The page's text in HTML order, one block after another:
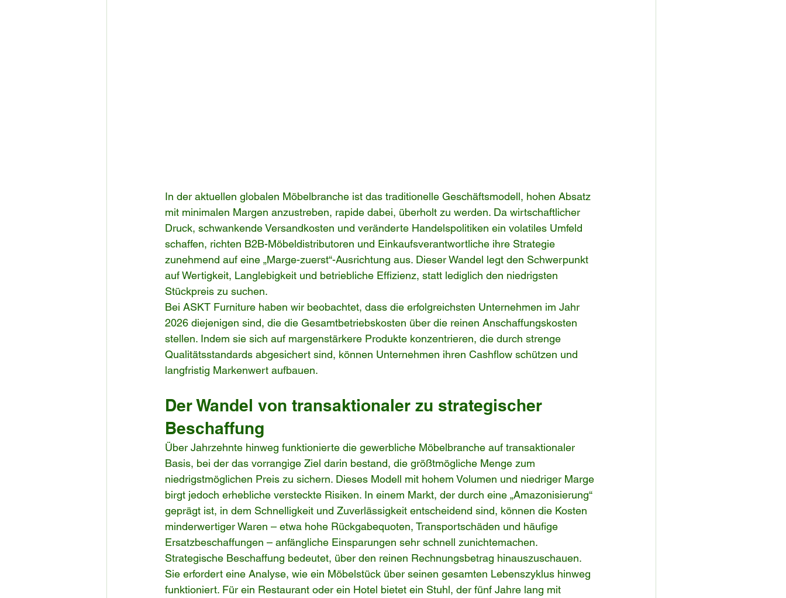
In der aktuellen globalen Möbelbranche ist das traditionelle Geschäftsmodell, hohen Absatz
mit minimalen Margen anzustreben, rapide dabei, überholt zu werden. Da wirtschaftlicher
Druck, schwankende Versandkosten und veränderte Handelspolitiken ein volatiles Umfeld
schaffen, richten B2B-Möbeldistributoren und Einkaufsverantwortliche ihre Strategie
zunehmend auf eine „Marge-zuerst“-Ausrichtung aus. Dieser Wandel legt den Schwerpunkt
auf Wertigkeit, Langlebigkeit und betriebliche Effizienz, statt lediglich den niedrigsten
Stückpreis zu suchen.
Bei ASKT Furniture haben wir beobachtet, dass die erfolgreichsten Unternehmen im Jahr
2026 diejenigen sind, die die Gesamtbetriebskosten über die reinen Anschaffungskosten
stellen. Indem sie sich auf margenstärkere Produkte konzentrieren, die durch strenge
Qualitätsstandards abgesichert sind, können Unternehmen ihren Cashflow schützen und
langfristig Markenwert aufbauen.
Der Wandel von transaktionaler zu strategischer
Beschaffung
Über Jahrzehnte hinweg funktionierte die gewerbliche Möbelbranche auf transaktionaler
Basis, bei der das vorrangige Ziel darin bestand, die größtmögliche Menge zum
niedrigstmöglichen Preis zu sichern. Dieses Modell mit hohem Volumen und niedriger Marge
birgt jedoch erhebliche versteckte Risiken. In einem Markt, der durch eine „Amazonisierung“
geprägt ist, in dem Schnelligkeit und Zuverlässigkeit entscheidend sind, können die Kosten
minderwertiger Waren – etwa hohe Rückgabequoten, Transportschäden und häufige
Ersatzbeschaffungen – anfängliche Einsparungen sehr schnell zunichtemachen.
Strategische Beschaffung bedeutet, über den reinen Rechnungsbetrag hinauszuschauen.
Sie erfordert eine Analyse, wie ein Möbelstück über seinen gesamten Lebenszyklus hinweg
funktioniert. Für ein Restaurant oder ein Hotel bietet ein Stuhl, der fünf Jahre lang mit